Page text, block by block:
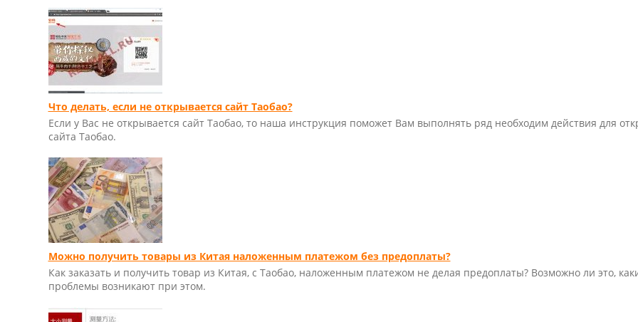
Что делать, если не открывается сайт Таобао?
Если у Вас не открывается сайт Таобао, то наша инструкция поможет Вам выполнять ряд необходим действия для
сайта Таобао.
Можно получить товары из Китая наложенным платежом без предоплаты?
Как заказать и получить товар из Китая, с Таобао, наложенным платежом не делая предоплаты? Возможно ли это,
проблемы возникают при этом.